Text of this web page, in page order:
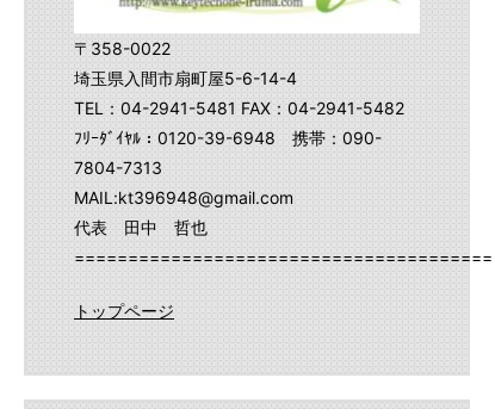
〒358-0022
埼玉県入間市扇町屋5-6-14-4
TEL：04-2941-5481 FAX：04-2941-5482
ﾌﾘｰﾀﾞｲﾔﾙ：0120-39-6948 携帯：090-
7804-7313
MAIL:kt396948@gmail.com
代表 田中 哲也
トップページ